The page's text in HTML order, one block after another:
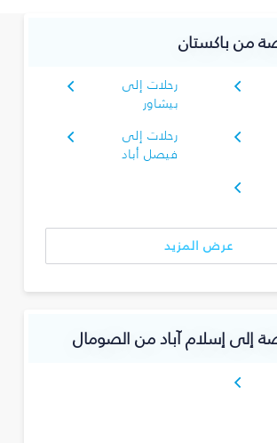
من باكستان
رحلات إلى
بيشاور
رحلات إلى
فيصل أباد
عرض المزيد
إلى إسلام آباد من الصومال